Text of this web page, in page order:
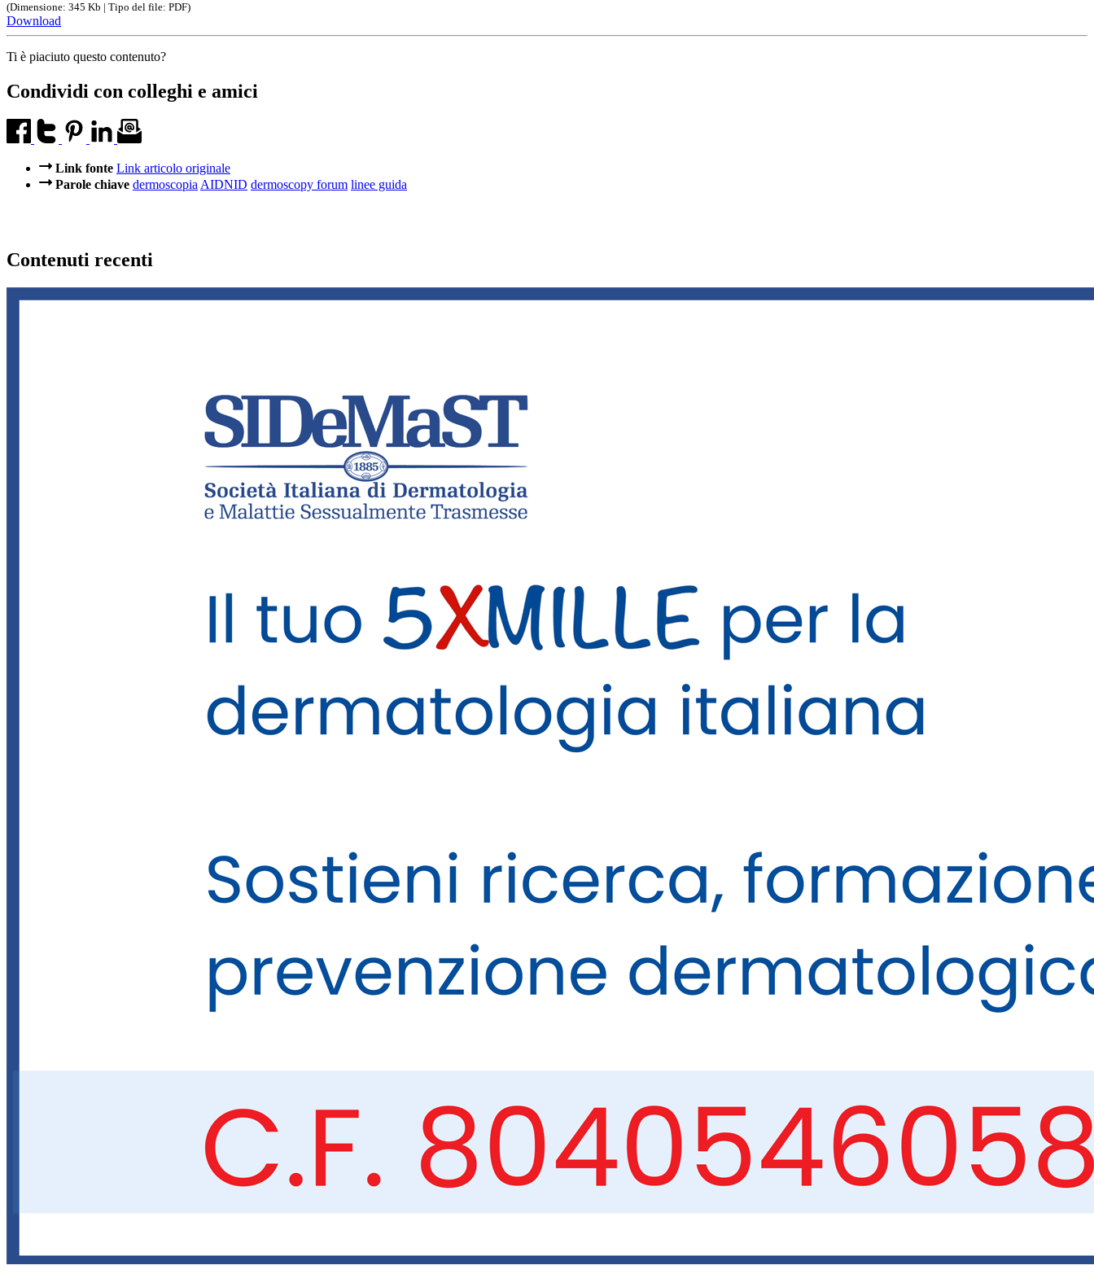
(Dimensione: 345 Kb | Tipo del file: PDF)
Download
Ti è piaciuto questo contenuto?
Condividi con colleghi e amici
Link fonte Link articolo originale
Parole chiave dermoscopia AIDNID dermoscopy forum linee guida
Contenuti recenti